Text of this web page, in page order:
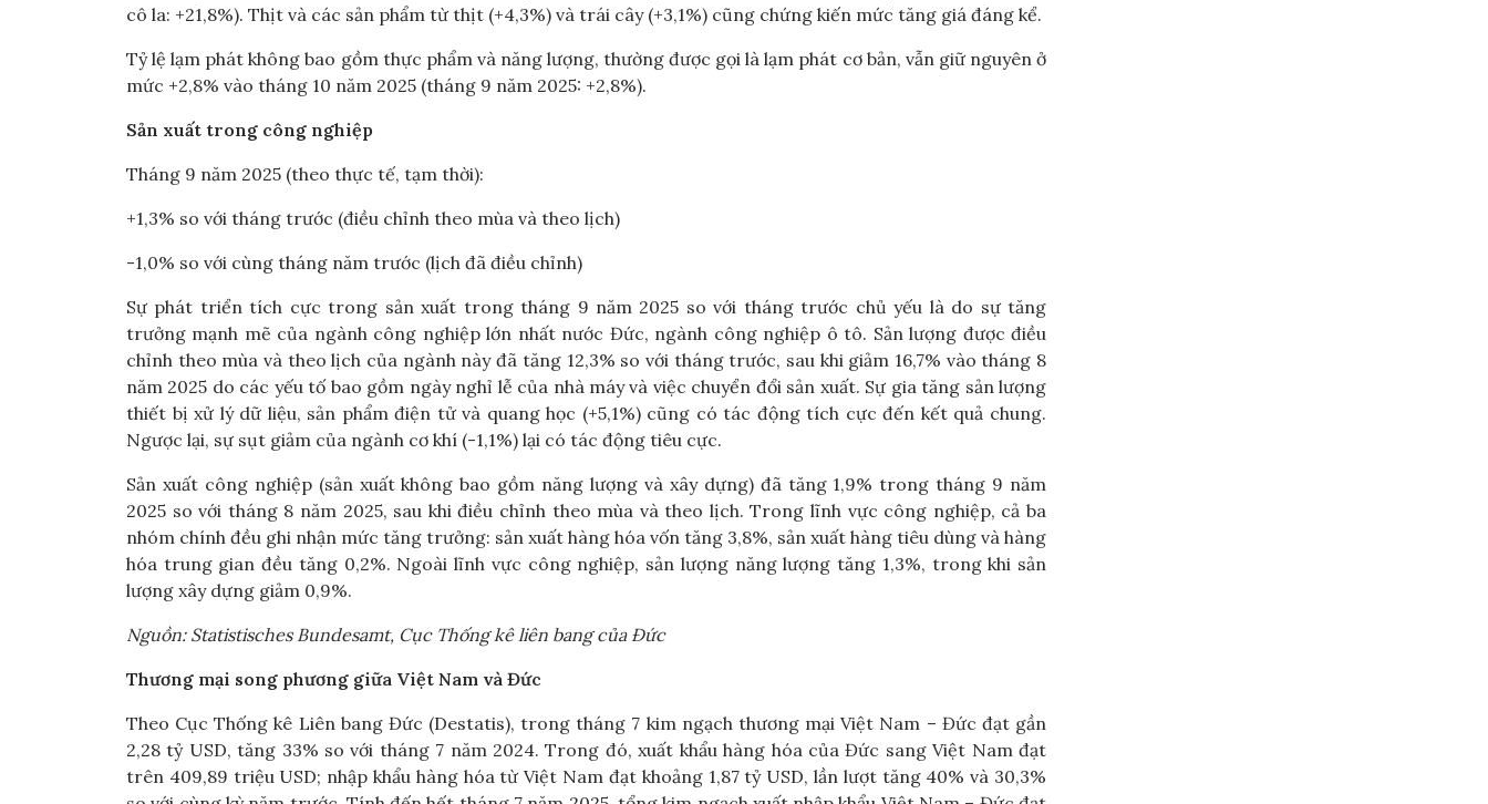
cô la: +21,8%). Thịt và các sản phẩm từ thịt (+4,3%) và trái cây (+3,1%) cũng chứng kiến ​​mức tăng giá đáng kể.
Tỷ lệ lạm phát không bao gồm thực phẩm và năng lượng, thường được gọi là lạm phát cơ bản, vẫn giữ nguyên ở
mức +2,8% vào tháng 10 năm 2025 (tháng 9 năm 2025: +2,8%).
Sản xuất trong công nghiệp
Tháng 9 năm 2025 (theo thực tế, tạm thời):
+1,3% so với tháng trước (điều chỉnh theo mùa và theo lịch)
-1,0% so với cùng tháng năm trước (lịch đã điều chỉnh)
Sự phát triển tích cực trong sản xuất trong tháng 9 năm 2025 so với tháng trước chủ yếu là do sự tăng
trưởng mạnh mẽ của ngành công nghiệp lớn nhất nước Đức, ngành công nghiệp ô tô. Sản lượng được điều
chỉnh theo mùa và theo lịch của ngành này đã tăng 12,3% so với tháng trước, sau khi giảm 16,7% vào tháng 8
năm 2025 do các yếu tố bao gồm ngày nghỉ lễ của nhà máy và việc chuyển đổi sản xuất. Sự gia tăng sản lượng
thiết bị xử lý dữ liệu, sản phẩm điện tử và quang học (+5,1%) cũng có tác động tích cực đến kết quả chung.
Ngược lại, sự sụt giảm của ngành cơ khí (-1,1%) lại có tác động tiêu cực.
Sản xuất công nghiệp (sản xuất không bao gồm năng lượng và xây dựng) đã tăng 1,9% trong tháng 9 năm
2025 so với tháng 8 năm 2025, sau khi điều chỉnh theo mùa và theo lịch. Trong lĩnh vực công nghiệp, cả ba
nhóm chính đều ghi nhận mức tăng trưởng: sản xuất hàng hóa vốn tăng 3,8%, sản xuất hàng tiêu dùng và hàng
hóa trung gian đều tăng 0,2%. Ngoài lĩnh vực công nghiệp, sản lượng năng lượng tăng 1,3%, trong khi sản
lượng xây dựng giảm 0,9%.
Nguồn: Statistisches Bundesamt, Cục Thống kê liên bang của Đức
Thương mại song phương giữa Việt Nam và Đức
Theo Cục Thống kê Liên bang Đức (Destatis), trong tháng 7 kim ngạch thương mại Việt Nam – Đức đạt gần
2,28 tỷ USD, tăng 33% so với tháng 7 năm 2024. Trong đó, xuất khẩu hàng hóa của Đức sang Việt Nam đạt
trên 409,89 triệu USD; nhập khẩu hàng hóa từ Việt Nam đạt khoảng 1,87 tỷ USD, lần lượt tăng 40% và 30,3%